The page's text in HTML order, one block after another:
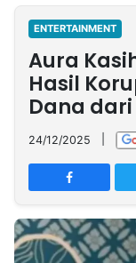
Nasional
International
Olahraga
Entertainment
Daerah
Pariwisata
Kuliner
Kolom
Network
PT
TREETAN
INDONESIA
ENTERTAINMENT
Aura
Hasil
Dana dari
24/12/2025